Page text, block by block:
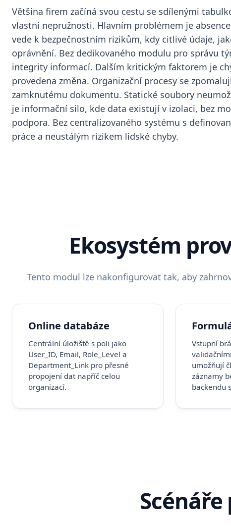
Většina firem začíná svou cestu se sdílenými
vlastní nepružnosti. Hlavním problémem je
vede k bezpečnostním rizikům, kdy citlivé údaje,
oprávnění. Bez dedikovaného modulu pro správu
integrity informací. Dalším kritickým faktorem je
provedena změna. Organizační procesy se
zamknutému dokumentu. Statické soubory
je informační silo, kde data existují v izolaci, bez
podpora. Bez centralizovaného systému s
práce a neustálým rizikem lidské chyby.
Ekosystém
Tento modul lze nakonfigurovat tak, aby
Online databáze
Centrální úložiště s poli jako
User_ID, Email, Role_Level a
Department_Link pro přesné
propojení dat napříč celou
organizací.
Vstupní
umožňují
záznamy
backendu